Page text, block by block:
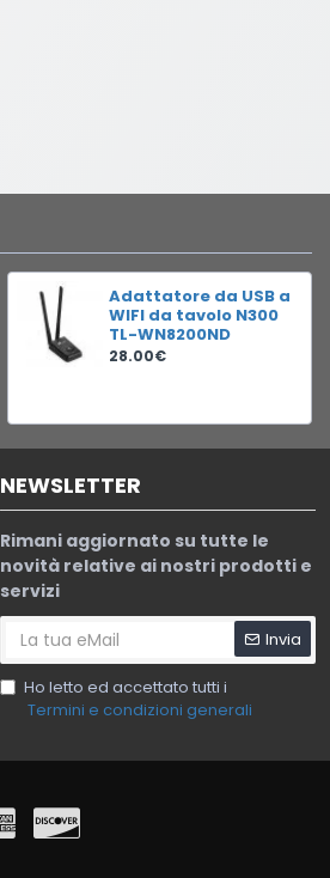
Adattatore da USB a
WIFI da tavolo N300
TL-WN8200ND
28.00€
NEWSLETTER
Rimani aggiornato su tutte le
novità relative ai nostri prodotti e
servizi
Invia
Ho letto ed accettato tutti i
Termini e condizioni generali